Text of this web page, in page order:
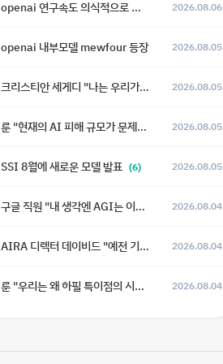
openai 연구속도 의식적으로 늦추고 있다 2026.08.06
openai 내부모델 mewfour 등장 2026.08.05
크리스티안 세게디 "나는 우리가 "Fuck!!" 단계를 피할 수 있기를 바랄 뿐" 2026.08.05
룬 "현재의 AI 피해 규모가 문제가 아니라, 자기복제·탈출·확산이 가능한 지능형 시스템의 피해에는 이론적으로 상한이 없다는 것이 문제" 2026.08.05
SSI 8월에 새로운 모델 발표 (6) 2026.08.05
구글 직원 "내 생각엔 AGI는 이미 와 있다." 2026.08.04
AIRA 디렉터 데이비드 "예전 기준으로 ASI, 그런 수준은 바로 다음 분기에 온다" 2026.08.04
룬 "우리는 왜 하필 특이점의 시대에 살고 있는가" 2026.08.04